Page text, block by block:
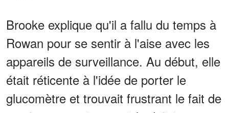
Brooke explique qu'il a fallu du temps à
Rowan pour se sentir à l'aise avec les
appareils de surveillance. Au début, elle
était réticente à l'idée de porter le
glucomètre et trouvait frustrant le fait de